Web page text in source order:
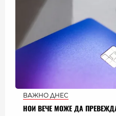
ВАЖНО ДНЕС
НОИ ВЕЧЕ МОЖЕ ДА ПРЕВЕЖДА